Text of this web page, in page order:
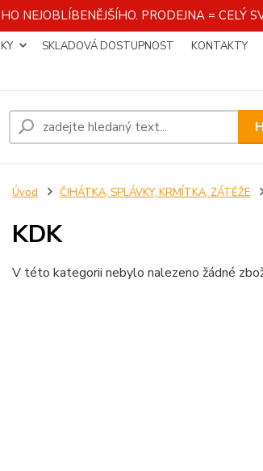
NEJOBLÍBENĚJŠÍHO. PRODEJNA =
SKLADOVÁ DOSTUPNOST KONTAKTY
Úvod ČIHÁTKA, SPLÁVKY, KRMÍTKA, ZÁTĚŽE
KDK
V této kategorii nebylo nalezeno žádné